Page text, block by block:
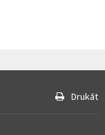
Drukāt